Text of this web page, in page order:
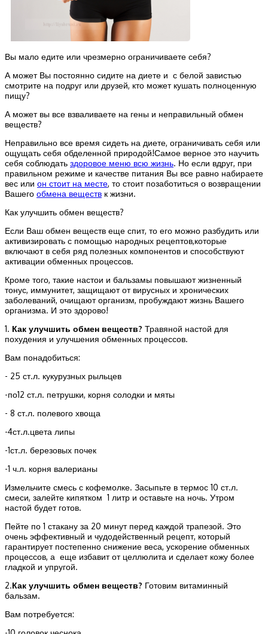
Вы мало едите или чрезмерно ограничиваете себя?
А может Вы постоянно сидите на диете и с белой завистью
смотрите на подруг или друзей, кто может кушать полноценную
пищу?
А может вы все взваливаете на гены и неправильный обмен
веществ?
Неправильно все время сидеть на диете, ограничивать себя или
ощущать себя обделенной природой!Самое верное это научить
себя соблюдать здоровое меню всю жизнь. Но если вдруг, при
правильном режиме и качестве питания Вы все равно набираете
вес или он стоит на месте, то стоит позаботиться о возвращении
Вашего обмена веществ к жизни.
Как улучшить обмен веществ?
Если Ваш обмен веществ еще спит, то его можно разбудить или
активизировать с помощью народных рецептов,которые
включают в себя ряд полезных компонентов и способствуют
активации обменных процессов.
Кроме того, такие настои и бальзамы повышают жизненный
тонус, иммунитет, защищают от вирусных и хронических
заболеваний, очищают организм, пробуждают жизнь Вашего
организма. И это здорово!
1. Как улучшить обмен веществ? Травяной настой для
похудения и улучшения обменных процессов.
Вам понадобиться:
- 25 ст.л. кукурузных рыльцев
-по12 ст.л. петрушки, корня солодки и мяты
- 8 ст.л. полевого хвоща
-4ст.л.цвета липы
-1ст.л. березовых почек
-1 ч.л. корня валерианы
Измельчите смесь с кофемолке. Засыпьте в термос 10 ст.л.
смеси, залейте кипятком 1 литр и оставьте на ночь. Утром
настой будет готов.
Пейте по 1 стакану за 20 минут перед каждой трапезой. Это
очень эффективный и чудодейственный рецепт, который
гарантирует постепенно снижение веса, ускорение обменных
процессов, а еще избавит от целлюлита и сделает кожу более
гладкой и упругой.
2.Как улучшить обмен веществ? Готовим витаминный
бальзам.
Вам потребуется: